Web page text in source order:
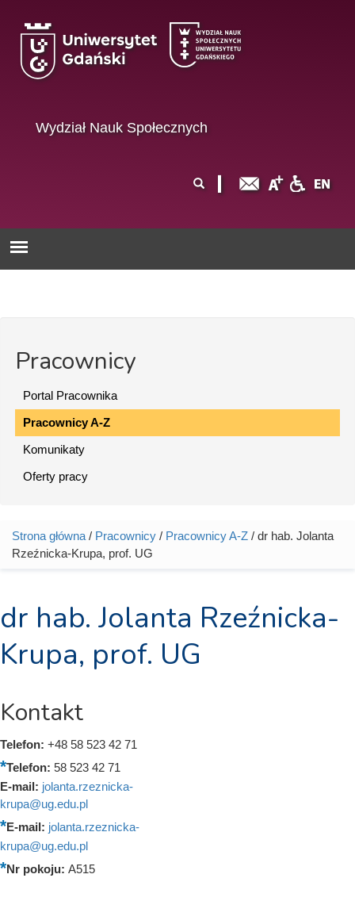
Wydział Nauk Społecznych
wyszukiwania
Pracownicy
Portal Pracownika
Pracownicy A-Z
Komunikaty
Oferty pracy
Jesteś tutaj
Strona główna / Pracownicy / Pracownicy A-Z / dr hab. Jolanta
Rzeźnicka-Krupa, prof. UG
dr hab. Jolanta Rzeźnicka-
Krupa, prof. UG
Kontakt
Telefon: +48 58 523 42 71
Telefon: 58 523 42 71
E-mail: jolanta.rzeznicka-
krupa@ug.edu.pl
E-mail: jolanta.rzeznicka-
krupa@ug.edu.pl
Nr pokoju: A515